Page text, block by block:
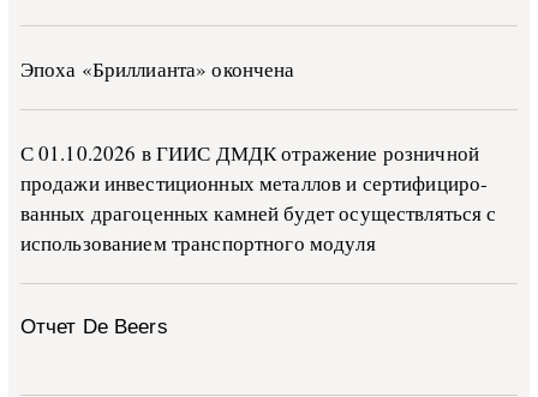
Эпоха «Бриллианта» окончена
С 01.10.2026 в ГИИС ДМДК от­ра­же­ние роз­ни­ч­ной
про­да­жи ин­ве­сти­ци­он­ных ме­тал­лов и сер­ти­фи­ци­ро­
ван­ных дра­го­цен­ных ка­м­ней бу­дет осу­ще­ств­лять­ся с
ис­поль­зо­ва­ни­ем тран­с­пор­т­но­го мо­ду­ля
Отчет De Beers